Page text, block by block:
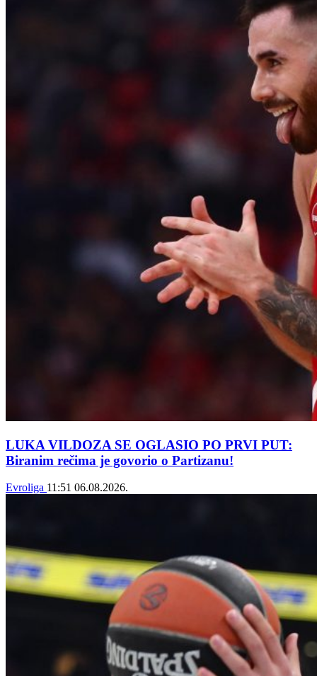
LUKA VILDOZA SE OGLASIO PO PRVI PUT:
Biranim rečima je govorio o Partizanu!
Evroliga 11:51 06.08.2026.